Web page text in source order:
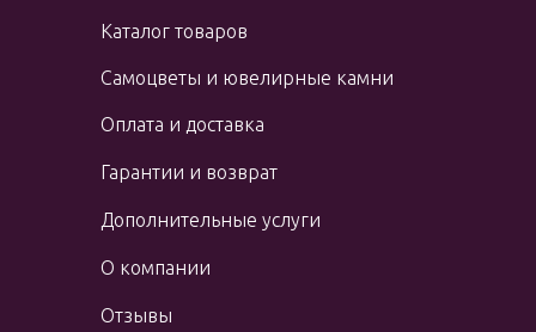
Каталог товаров
Самоцветы и ювелирные камни
Оплата и доставка
Гарантии и возврат
Дополнительные услуги
О компании
Отзывы